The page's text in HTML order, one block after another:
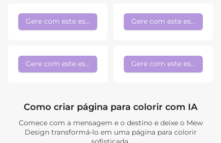
Gere com este estilo Gere com este estilo
Gere com este estilo Gere com este estilo
Como criar página para colorir com IA
Comece com a mensagem e o destino e deixe o Mew
Design transformá-lo em uma página para colorir